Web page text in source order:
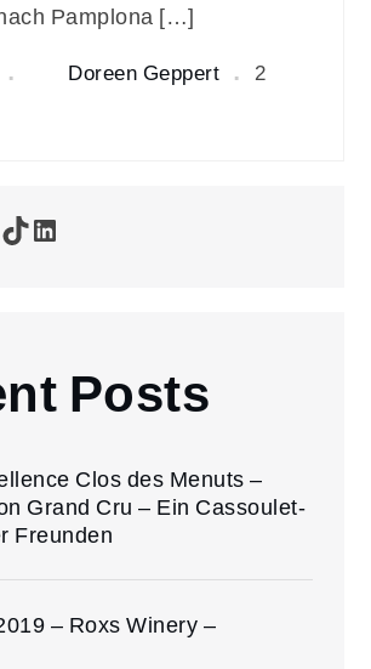
Pamplona […]
Doreen Geppert
2
TikTokLinkedIn
Posts
Clos des Menuts –
Grand Cru – Ein Cassoulet-
Freunden
– Roxs Winery –